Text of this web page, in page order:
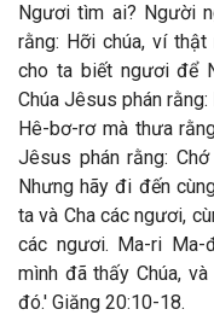
Ngươi tìm ai? Người
rằng: Hỡi chúa, ví
cho ta biết ngươi để
Chúa Jêsus phán
Hê-bơ-rơ mà thưa
Jêsus phán rằng:
Nhưng hãy đi đến
ta và Cha các ngươi,
các ngươi. Ma-ri
mình đã thấy Chúa,
đó.' Giăng 20:10-18.